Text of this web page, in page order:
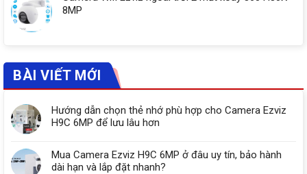
8MP
BÀI VIẾT MỚI
Hướng dẫn chọn thẻ nhớ phù hợp cho Camera Ezviz
H9C 6MP để lưu lâu hơn
Mua Camera Ezviz H9C 6MP ở đâu uy tín, bảo hành
dài hạn và lắp đặt nhanh?